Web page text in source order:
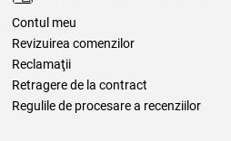
Contul meu
Revizuirea comenzilor
Reclamaţii
Retragere de la contract
Regulile de procesare a recenziilor